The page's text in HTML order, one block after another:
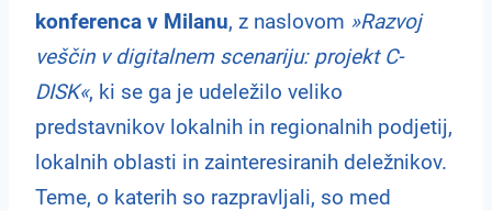
konferenca v Milanu, z naslovom »Razvoj
veščin v digitalnem scenariju: projekt C-
DISK«, ki se ga je udeležilo veliko
predstavnikov lokalnih in regionalnih podjetij,
lokalnih oblasti in zainteresiranih deležnikov.
Teme, o katerih so razpravljali, so med